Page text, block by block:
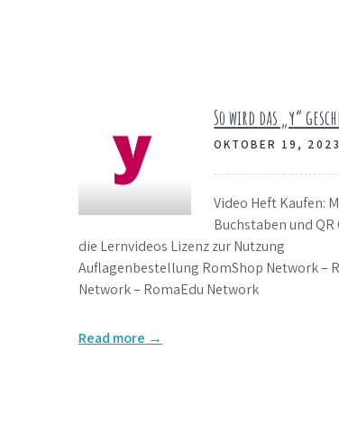
So wird das „y“
OKTOBER 19, 2023
Video Heft Kaufen:
Buchstaben und QR
die Lernvideos Lizenz zur Nutzung
Auflagenbestellung RomShop Network –
Network – RomaEdu Network
Read more →